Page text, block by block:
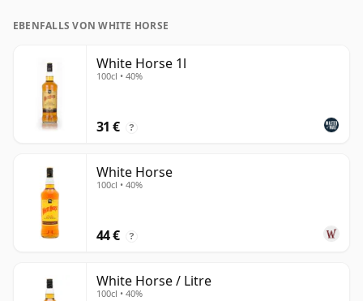
EBENFALLS VON WHITE HORSE
White Horse 1l
100cl • 40%
31 € ?
White Horse
100cl • 40%
44 € ?
White Horse / Litre
100cl • 40%